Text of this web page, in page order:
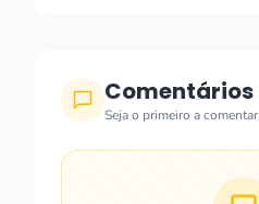
Comentários
Seja o primeiro a comentar